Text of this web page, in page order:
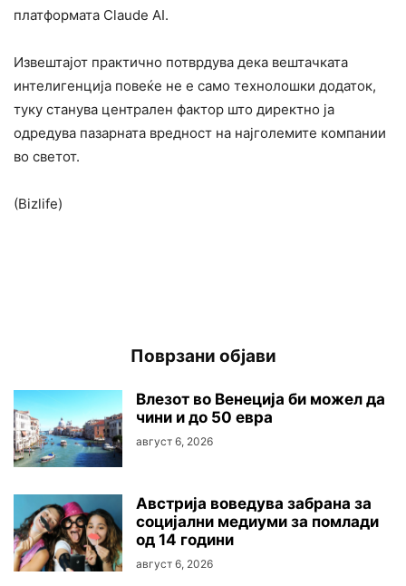
платформата Claude AI.
Извештајот практично потврдува дека вештачката
интелигенција повеќе не е само технолошки додаток,
туку станува централен фактор што директно ја
одредува пазарната вредност на најголемите компании
во светот.
(Bizlife)
Поврзани објави
Влезот во Венеција би можел да
чини и до 50 евра
август 6, 2026
Австриjа воведува забрана за
социјални медиуми за помлади
од 14 години
август 6, 2026